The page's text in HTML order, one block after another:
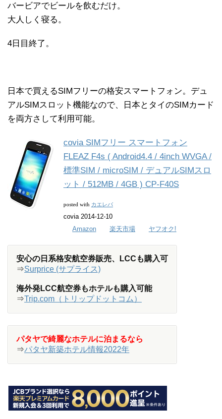
バービアでビールを飲むだけ。
大人しく寝る。
4日目終了。
日本で買えるSIMフリーの格安スマートフォン。デュ
アルSIMスロット機能なので、日本とタイのSIMカード
を両方さして利用可能。
covia SIMフリー スマートフォン
FLEAZ F4s ( Android4.4 / 4inch WVGA /
標準SIM / microSIM / デュアルSIMスロ
ット / 512MB / 4GB ) CP-F40S
posted with カエレバ
covia 2014-12-10
Amazon
楽天市場 ヤフオク!
安心の日系格安航空券販売、LCCも購入可
⇒Surprice (サプライス)
海外発LCC航空券もホテルも購入可能
⇒Trip.com（トリップドットコム）
パタヤで綺麗なホテルに泊まるなら
⇒パタヤ新築ホテル情報2022年